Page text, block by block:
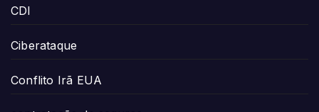
CDI
Ciberataque
Conflito Irã EUA